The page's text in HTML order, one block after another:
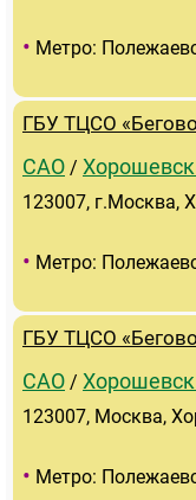
• Метро:
ГБУ ТЦСО
САО /
123007, г.Москва,
• Метро:
ГБУ ТЦСО
САО /
123007, Москва,
• Метро: